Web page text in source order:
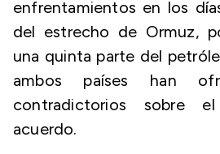
enfrentamientos en los
del estrecho de Ormuz,
una quinta parte del
ambos países han
contradictorios sobre
acuerdo.